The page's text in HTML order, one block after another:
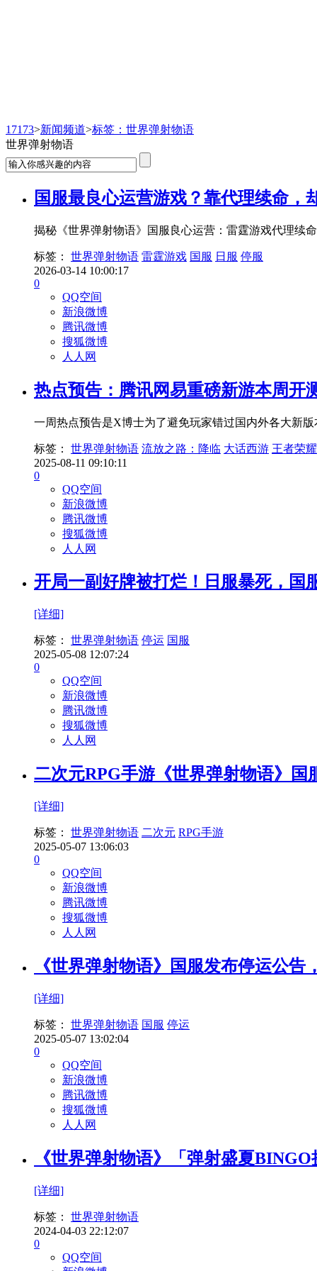
17173>新闻频道>标签：世界弹射物语
世界弹射物语
国服最良心运营游戏？靠代理续命，
揭秘《世界弹射物语》国服良心运营：雷霆游戏代理续
标签： 世界弹射物语 雷霆游戏 国服 日服 停服
2026-03-14 10:00:17
0
QQ空间
新浪微博
腾讯微博
搜狐微博
人人网
热点预告：腾讯网易重磅新游本周开
一周热点预告是X博士为了避免玩家错过国内外各大新
标签： 世界弹射物语 流放之路：降临 大话西游 王者荣耀
2025-08-11 09:10:11
0
QQ空间
新浪微博
腾讯微博
搜狐微博
人人网
开局一副好牌被打烂！日服暴死，国
[详细]
标签： 世界弹射物语 停运 国服
2025-05-08 12:07:24
0
QQ空间
新浪微博
腾讯微博
搜狐微博
人人网
二次元RPG手游《世界弹射物语》国
[详细]
标签： 世界弹射物语 二次元 RPG手游
2025-05-07 13:06:03
0
QQ空间
新浪微博
腾讯微博
搜狐微博
人人网
《世界弹射物语》国服发布停运公告
[详细]
标签： 世界弹射物语 国服 停运
2025-05-07 13:02:04
0
QQ空间
新浪微博
腾讯微博
搜狐微博
人人网
《世界弹射物语》「弹射盛夏
[详细]
标签：
世界弹射物语
2024-04-03 22:12:07
0
QQ空间